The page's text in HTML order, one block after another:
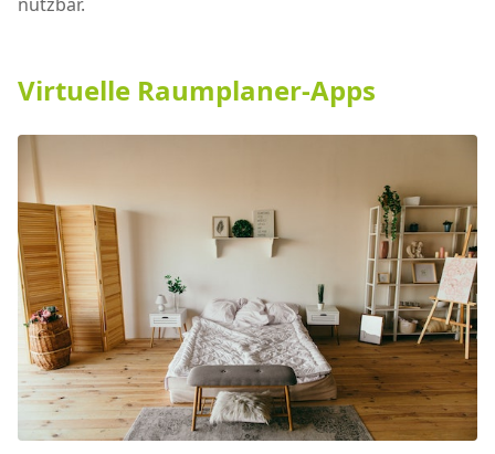
Virtuelle Raumplaner-Apps